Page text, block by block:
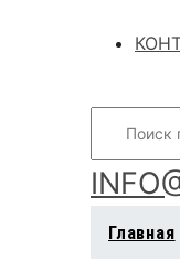
Главная